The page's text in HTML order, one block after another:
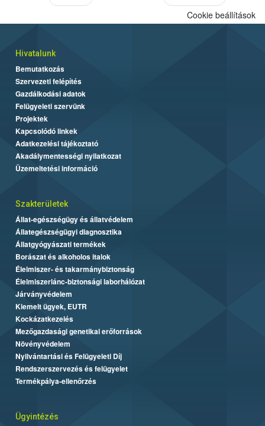
Cookie beállítások
Hivatalunk
Bemutatkozás
Szervezeti felépítés
Gazdálkodási adatok
Felügyeleti szervünk
Projektek
Kapcsolódó linkek
Adatkezelési tájékoztató
Akadálymentességi nyilatkozat
Üzemeltetési információ
Szakterületek
Állat-egészségügy és állatvédelem
Állategészségügyi diagnosztika
Állatgyógyászati termékek
Borászat és alkoholos italok
Élelmiszer- és takarmánybiztonság
Élelmiszerlánc-biztonsági laborhálózat
Járványvédelem
Kiemelt ügyek, EUTR
Kockázatkezelés
Mezőgazdasági genetikai erőforrások
Növényvédelem
Nyilvántartási és Felügyeleti Díj
Rendszerszervezés és felügyelet
Termékpálya-ellenőrzés
Ügyintézés